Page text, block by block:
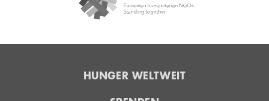
HUNGER WELTWEIT